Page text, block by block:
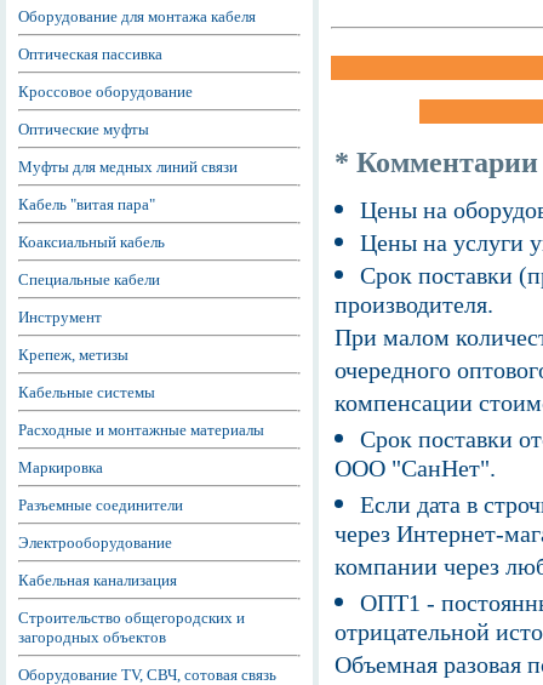
Оборудование для монтажа кабеля
Оптическая пассивка
Кроссовое оборудование
Оптические муфты
Муфты для медных линий связи
Кабель "витая пара"
Коаксиальный кабель
Специальные кабели
Инструмент
Крепеж, метизы
Кабельные системы
Расходные и монтажные материалы
Маркировка
Разъемные соединители
Электрооборудование
Кабельная канализация
Строительство общегородских и
загородных объектов
Оборудование TV, СВЧ, сотовая связь
* Комментарии
Цены на
Цены на услуги
Срок поставки
производителя.
При малом
очередного
компенсации
Срок поставки
ООО "СанНет".
Если дата в
через Интернет-
компании через
ОПТ1 -
отрицательной
Объемная разовая